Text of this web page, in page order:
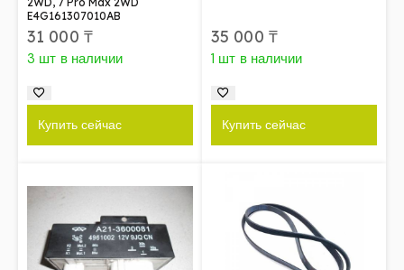
E4G161307010AB
31 000 ₸
3 шт в наличии
Купить сейчас
35 000 ₸
1 шт в наличии
Купить сейчас